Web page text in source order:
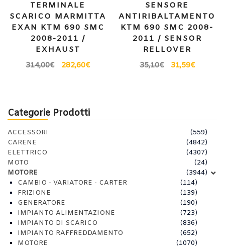
TERMINALE
SCARICO MARMITTA
EXAN KTM 690 SMC
2008-2011 /
EXHAUST
314,00€ 282,60€
SENSORE
ANTIRIBALTAMENTO
KTM 690 SMC 2008-
2011 / SENSOR
RELLOVER
35,10€ 31,59€
Categorie Prodotti
ACCESSORI
(559)
CARENE
(4842)
ELETTRICO
(4307)
MOTO
(24)
MOTORE
(3944)
CAMBIO - VARIATORE - CARTER
(114)
FRIZIONE
(139)
GENERATORE
(190)
IMPIANTO ALIMENTAZIONE
(723)
IMPIANTO DI SCARICO
(836)
IMPIANTO RAFFREDDAMENTO
(652)
MOTORE
(1070)